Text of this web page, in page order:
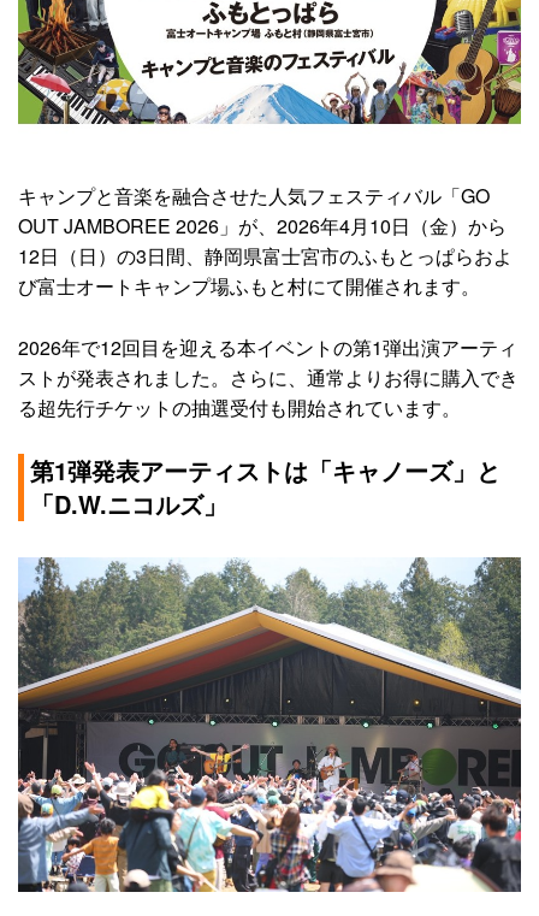
キャンプと音楽を融合させた人気フェスティバル「GO
OUT JAMBOREE 2026」が、2026年4月10日（金）から
12日（日）の3日間、静岡県富士宮市のふもとっぱらおよ
び富士オートキャンプ場ふもと村にて開催されます。
2026年で12回目を迎える本イベントの第1弾出演アーティ
ストが発表されました。さらに、通常よりお得に購入でき
る超先行チケットの抽選受付も開始されています。
第1弾発表アーティストは「キャノーズ」と
「D.W.ニコルズ」